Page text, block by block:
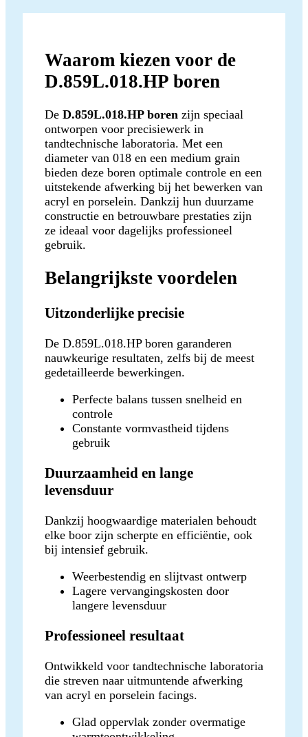
Waarom kiezen voor de
D.859L.018.HP boren
De D.859L.018.HP boren zijn speciaal
ontworpen voor precisiewerk in
tandtechnische laboratoria. Met een
diameter van 018 en een medium grain
bieden deze boren optimale controle en een
uitstekende afwerking bij het bewerken van
acryl en porselein. Dankzij hun duurzame
constructie en betrouwbare prestaties zijn
ze ideaal voor dagelijks professioneel
gebruik.
Belangrijkste voordelen
Uitzonderlijke precisie
De D.859L.018.HP boren garanderen
nauwkeurige resultaten, zelfs bij de meest
gedetailleerde bewerkingen.
Perfecte balans tussen snelheid en
controle
Constante vormvastheid tijdens
gebruik
Duurzaamheid en lange
levensduur
Dankzij hoogwaardige materialen behoudt
elke boor zijn scherpte en efficiëntie, ook
bij intensief gebruik.
Weerbestendig en slijtvast ontwerp
Lagere vervangingskosten door
langere levensduur
Professioneel resultaat
Ontwikkeld voor tandtechnische laboratoria
die streven naar uitmuntende afwerking
van acryl en porselein facings.
Glad oppervlak zonder overmatige